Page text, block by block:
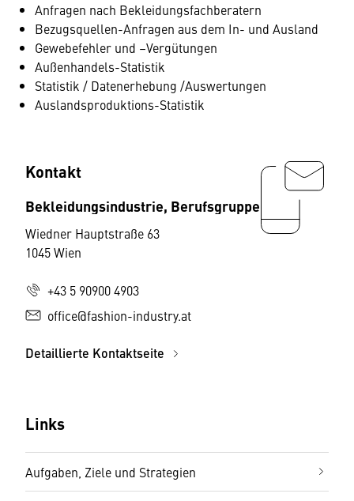
Anfragen nach Bekleidungsfachberatern
Bezugsquellen-Anfragen aus dem In- und Ausland
Gewebefehler und –Vergütungen
Außenhandels-Statistik
Statistik / Datenerhebung /Auswertungen
Auslandsproduktions-Statistik
Kontakt
Bekleidungsindustrie, Berufsgruppe
Wiedner Hauptstraße 63
1045 Wien
+43 5 90900 4903
office@fashion-industry.at
Detaillierte Kontaktseite
Links
Aufgaben, Ziele und Strategien